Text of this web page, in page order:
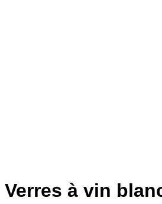
Verres à vin